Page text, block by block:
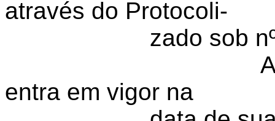
através do Protocoli-
zado sob
entra em vigor na